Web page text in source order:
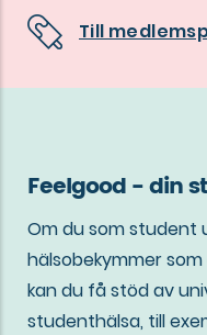
Till
Feelgood - din
Om du som student
hälsobekymmer
kan du få stöd av
studenthälsa, till